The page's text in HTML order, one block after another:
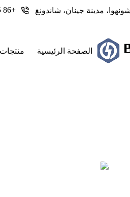
مدينة جينان، شاندونغ +86 13964177675
الصفحة الرئيسية منتجات